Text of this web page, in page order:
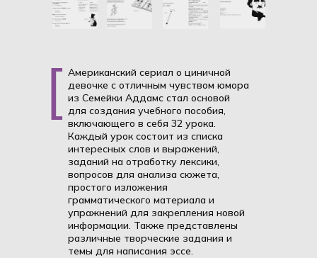
Американский сериал о циничной
девочке с отличным чувством юмора
из Семейки Аддамс стал основой
для создания учебного пособия,
включающего в себя 32 урока.
Каждый урок состоит из списка
интересных слов и выражений,
заданий на отработку лексики,
вопросов для анализа сюжета,
простого изложения
грамматического материала и
упражнений для закрепления новой
информации. Также представлены
различные творческие задания и
темы для написания эссе.
[